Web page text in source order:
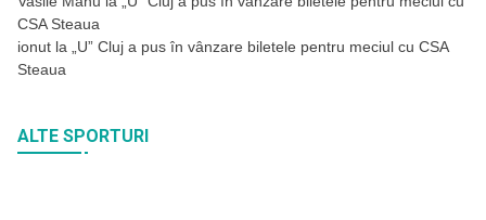
CSA Steaua
ionut la
„U” Cluj a pus în vânzare biletele pentru meciul cu CSA
Steaua
ALTE SPORTURI